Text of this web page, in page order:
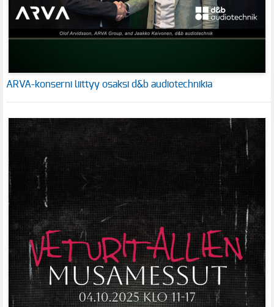
ARVA-konserni liittyy osaksi d&b audiotechnikia